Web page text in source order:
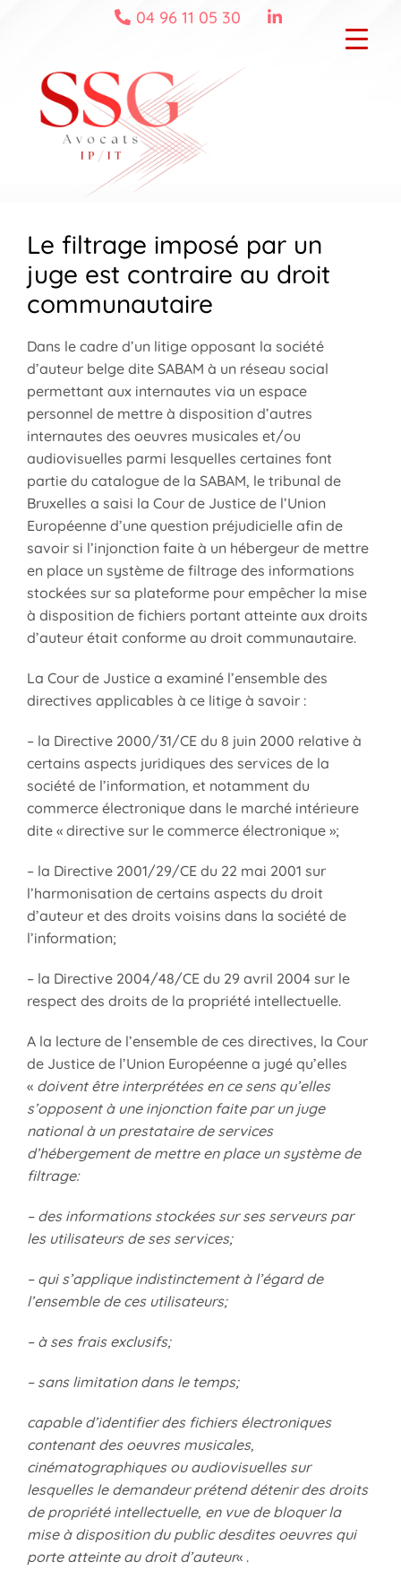
04 96 11 05 30
Le filtrage imposé par un
juge est contraire au droit
communautaire
Dans le cadre d’un litige opposant la société
d’auteur belge dite SABAM à un réseau social
permettant aux internautes via un espace
personnel de mettre à disposition d’autres
internautes des oeuvres musicales et/ou
audiovisuelles parmi lesquelles certaines font
partie du catalogue de la SABAM, le tribunal de
Bruxelles a saisi la Cour de Justice de l’Union
Européenne d’une question préjudicielle afin de
savoir si l’injonction faite à un hébergeur de mettre
en place un système de filtrage des informations
stockées sur sa plateforme pour empêcher la mise
à disposition de fichiers portant atteinte aux droits
d’auteur était conforme au droit communautaire.
La Cour de Justice a examiné l’ensemble des
directives applicables à ce litige à savoir :
– la Directive 2000/31/CE du 8 juin 2000 relative à
certains aspects juridiques des services de la
société de l’information, et notamment du
commerce électronique dans le marché intérieure
dite « directive sur le commerce électronique »;
– la Directive 2001/29/CE du 22 mai 2001 sur
l’harmonisation de certains aspects du droit
d’auteur et des droits voisins dans la société de
l’information;
– la Directive 2004/48/CE du 29 avril 2004 sur le
respect des droits de la propriété intellectuelle.
A la lecture de l’ensemble de ces directives, la Cour
de Justice de l’Union Européenne a jugé qu’elles
« doivent être interprétées en ce sens qu’elles
s’opposent à une injonction faite par un juge
national à un prestataire de services
d’hébergement de mettre en place un système de
filtrage:
– des informations stockées sur ses serveurs par
les utilisateurs de ses services;
– qui s’applique indistinctement à l’égard de
l’ensemble de ces utilisateurs;
– à ses frais exclusifs;
– sans limitation dans le temps;
capable d’identifier des fichiers électroniques
contenant des oeuvres musicales,
cinématographiques ou audiovisuelles sur
lesquelles le demandeur prétend détenir des droits
de propriété intellectuelle, en vue de bloquer la
mise à disposition du public desdites oeuvres qui
porte atteinte au droit d’auteur« .